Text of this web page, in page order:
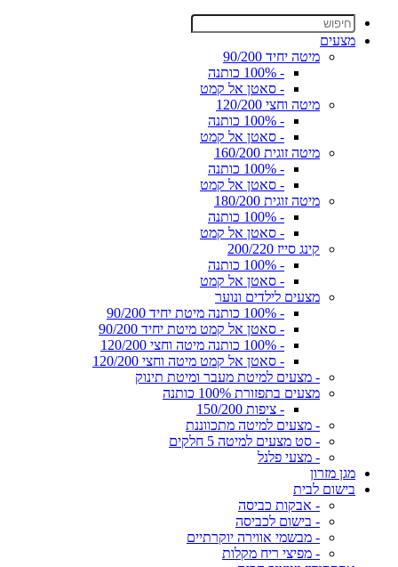
מצעים
מיטה יחיד 90/200
- 100% כותנה
- סאטן אל קמט
מיטה וחצי 120/200
- 100% כותנה
- סאטן אל קמט
מיטה זוגית 160/200
- 100% כותנה
- סאטן אל קמט
מיטה זוגית 180/200
- 100% כותנה
- סאטן אל קמט
קינג סייז 200/220
- 100% כותנה
- סאטן אל קמט
מצעים לילדים ונוער
- 100% כותנה מיטת יחיד 90/200
- סאטן אל קמט מיטת יחיד 90/200
- 100% כותנה מיטה וחצי 120/200
- סאטן אל קמט מיטה וחצי 120/200
- מצעים למיטת מעבר ומיטת תינוק
מצעים בתפזורת 100% כותנה
- ציפות 150/200
- מצעים למיטה מתכווננת
- סט מצעים למיטה 5 חלקים
- מצעי פלנל
מגן מזרון
בישום לבית
- אבקות כביסה
- בישום לכביסה
- מבשמי אווירה יוקרתיים
- מפיצי ריח מקלות